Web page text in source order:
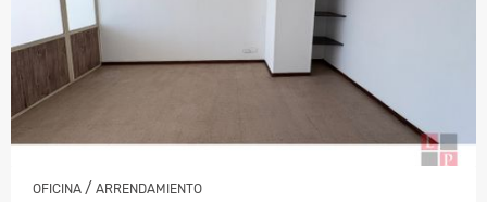
OFICINA / ARRENDAMIENTO